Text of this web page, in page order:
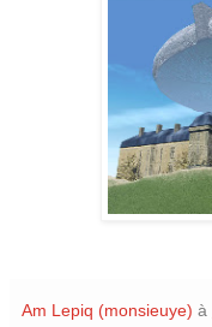
Am Lepiq (monsieuye) à